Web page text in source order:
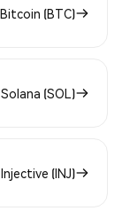
(BTC)
(SOL)
(INJ)